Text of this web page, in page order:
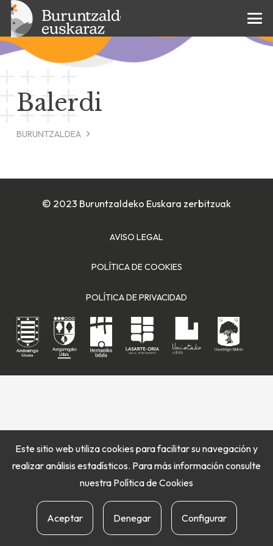
Balerdi
BURUNTZALDEA
© 2023 Buruntzaldeko Euskara zerbitzuak
AVISO LEGAL
POLÍTICA DE COOKIES
POLÍTICA DE PRIVACIDAD
Este sitio web utiliza cookies para facilitar su navegación y
realizar análisis estadísticos. Para más información consulte
nuestra Política de Cookies
Aceptar Denegar Configurar